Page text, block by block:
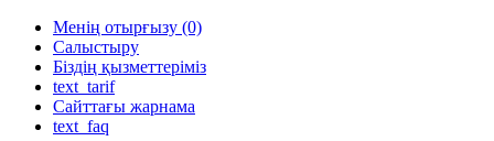
Менің отырғызу (0)
Салыстыру
Біздің қызметтеріміз
text_tarif
Сайттағы жарнама
text_faq